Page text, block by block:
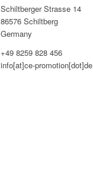
Schiltberger Strasse 14
86576 Schiltberg
Germany
+49 8259 828 456
info[at]ce-promotion[dot]de